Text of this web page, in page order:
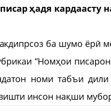
ҳадя кардаасту
ба шумо ёрӣ
“Номҳои
номи табъи
инсон нақши